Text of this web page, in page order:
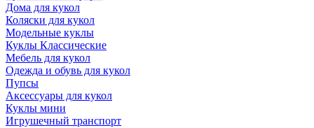
Дома для кукол
Коляски для кукол
Модельные куклы
Куклы Классические
Мебель для кукол
Одежда и обувь для кукол
Пупсы
Аксессуары для кукол
Куклы мини
Игрушечный транспорт